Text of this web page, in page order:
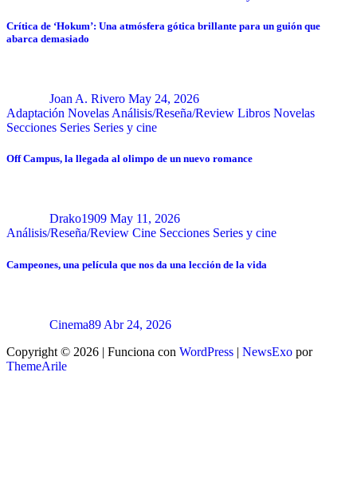
Crítica de ‘Hokum’: Una atmósfera gótica brillante para un guión que
abarca demasiado
Joan A. Rivero May 24, 2026
Adaptación Novelas Análisis/Reseña/Review Libros Novelas
Secciones Series Series y cine
Off Campus, la llegada al olimpo de un nuevo romance
Drako1909 May 11, 2026
Análisis/Reseña/Review Cine Secciones Series y cine
Campeones, una película que nos da una lección de la vida
Cinema89 Abr 24, 2026
Copyright © 2026 | Funciona con WordPress | NewsExo por
ThemeArile